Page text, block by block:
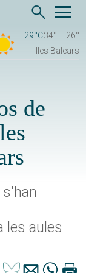
29°C34°
26°
Illes Balears
de
les aules